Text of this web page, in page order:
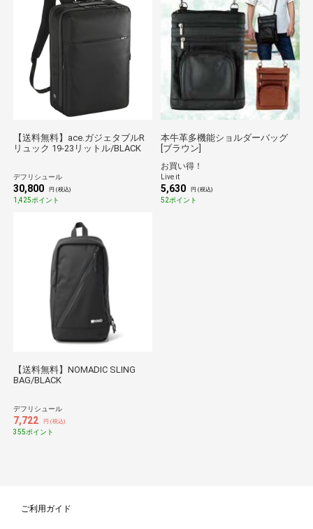
【送料無料】ace.ガジェタブルR
リュック 19-23リットル/BLACK
デフリシュール
30,800 円 (税込)
1,425ポイント
本牛革多機能ショルダーバッグ
[ブラウン]
お買い得！
Live it
5,630 円 (税込)
52ポイント
【送料無料】NOMADIC SLING
BAG/BLACK
デフリシュール
7,722 円 (税込)
355ポイント
ご利用ガイド